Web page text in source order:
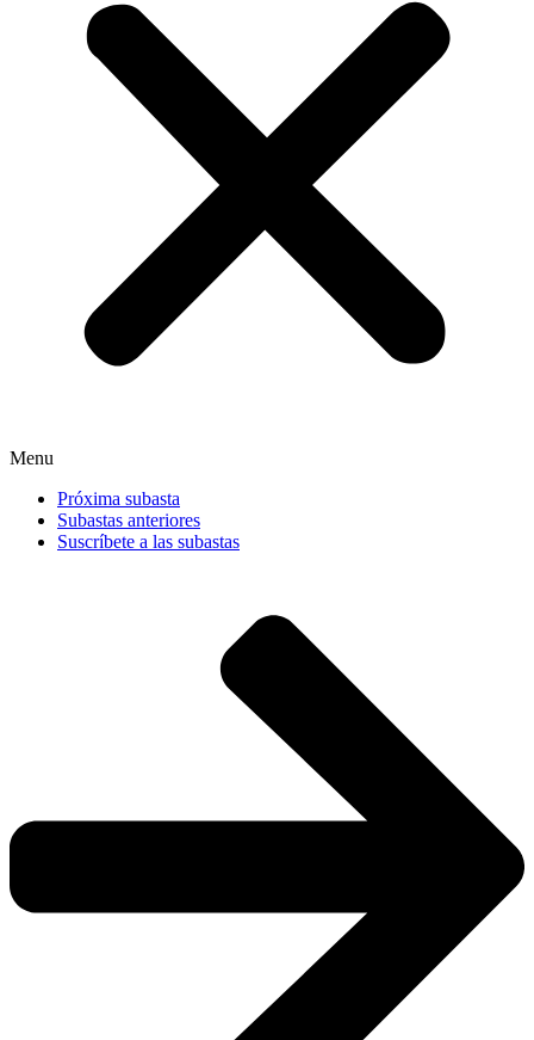
Menu
Próxima subasta
Subastas anteriores
Suscríbete a las subastas